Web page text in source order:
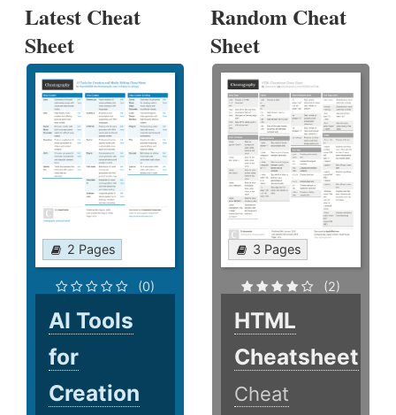
Latest Cheat
Sheet
2 Pages
(0)
AI Tools
for
Creation
Random Cheat
Sheet
3 Pages
(2)
HTML
Cheatsheet
Cheat